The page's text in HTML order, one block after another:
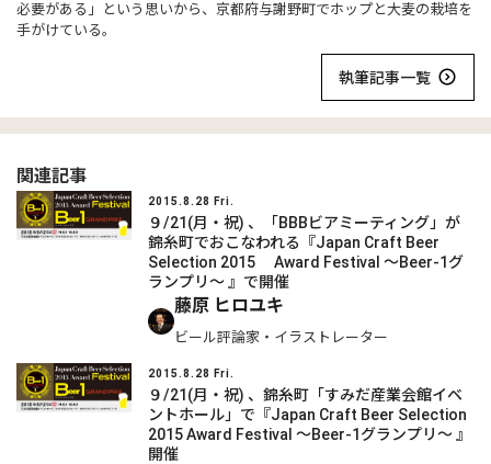
必要がある」という思いから、京都府与謝野町でホップと大麦の栽培を
手がけている。
執筆記事一覧
関連記事
2015.8.28 Fri.
９/21(月・祝) 、「BBBビアミーティング」が
錦糸町でおこなわれる『Japan Craft Beer
Selection 2015 Award Festival ～Beer-1グ
ランプリ～ 』で開催
藤原 ヒロユキ
ビール評論家・イラストレーター
2015.8.28 Fri.
９/21(月・祝) 、錦糸町「すみだ産業会館イベ
ントホール」で『Japan Craft Beer Selection
2015 Award Festival ～Beer-1グランプリ～ 』
開催